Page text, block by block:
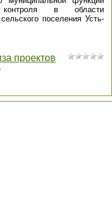
контроля в области
поселения Усть-
проектов